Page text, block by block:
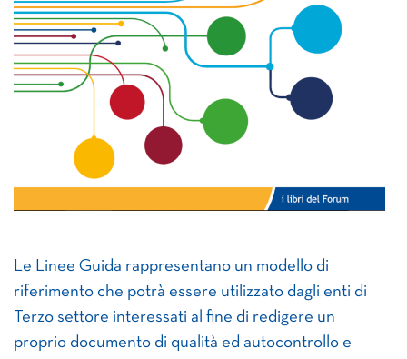
Le Linee Guida rappresentano un modello di
riferimento che potrà essere utilizzato dagli enti di
Terzo settore interessati al fine di redigere un
proprio documento di qualità ed autocontrollo e